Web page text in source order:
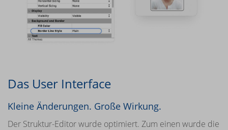
Das User Interface
Kleine Änderungen. Große Wirkung.
Der Struktur-Editor wurde optimiert. Zum einen wurde die